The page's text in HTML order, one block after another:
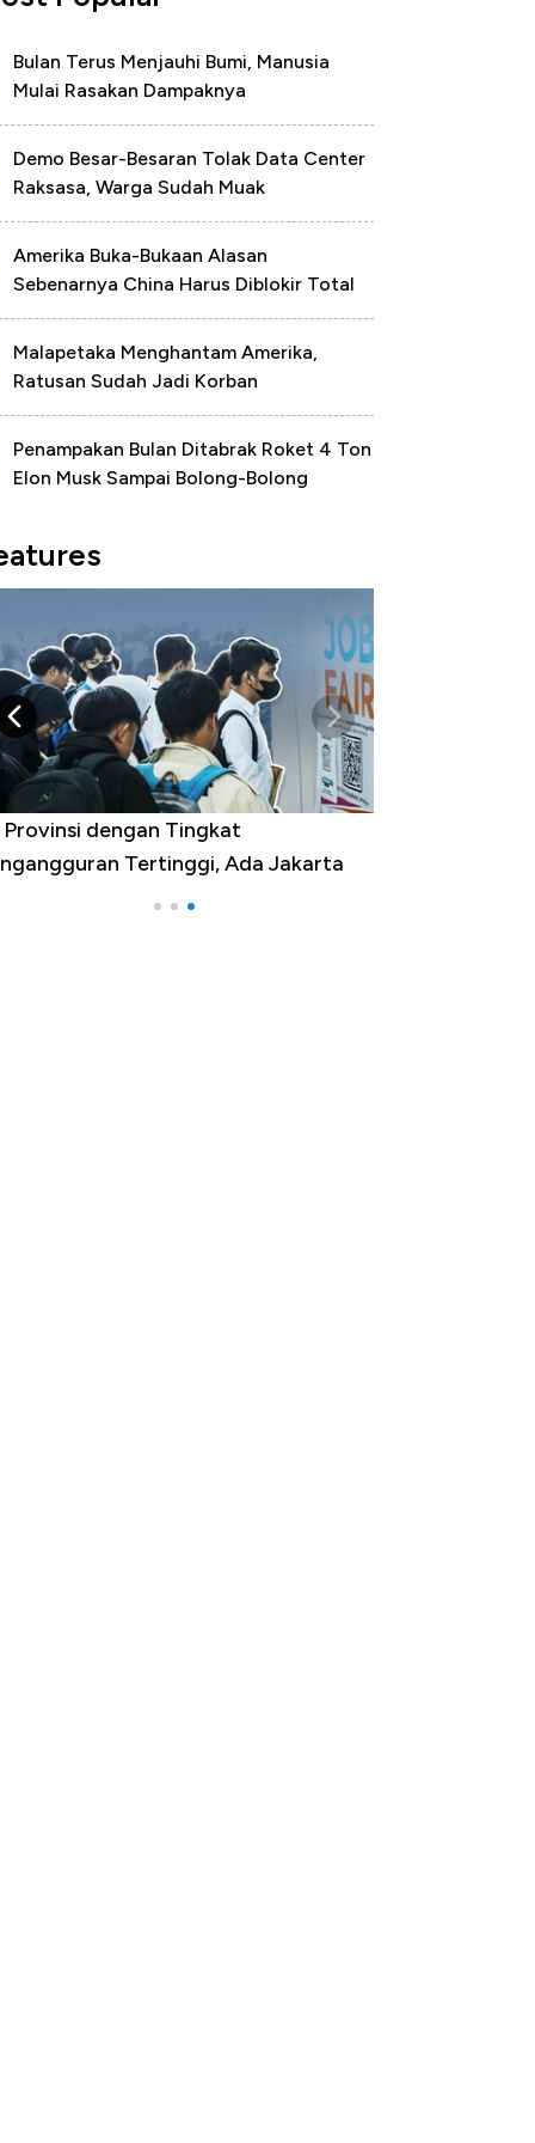
Bulan Terus Menjauhi Bumi, Manusia
Mulai Rasakan Dampaknya
Demo Besar-Besaran Tolak Data Center
Raksasa, Warga Sudah Muak
Amerika Buka-Bukaan Alasan
Sebenarnya China Harus Diblokir Total
Malapetaka Menghantam Amerika,
Ratusan Sudah Jadi Korban
Penampakan Bulan Ditabrak Roket 4 Ton
Elon Musk Sampai Bolong-Bolong
Provinsi dengan Tingkat
Tertinggi, Ada Jakarta